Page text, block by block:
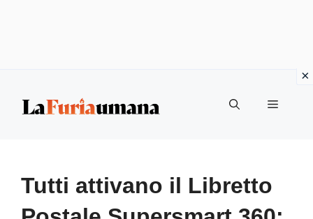
Menu
Tutti attivano il Libretto